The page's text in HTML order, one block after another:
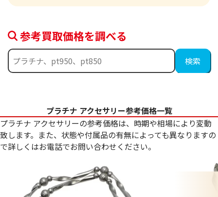
参考買取価格を調べる
プラチナ アクセサリー参考価格一覧
プラチナ アクセサリーの参考価格は、時期や相場により変動
致します。また、状態や付属品の有無によっても異なりますの
で詳しくはお電話でお問い合わせください。